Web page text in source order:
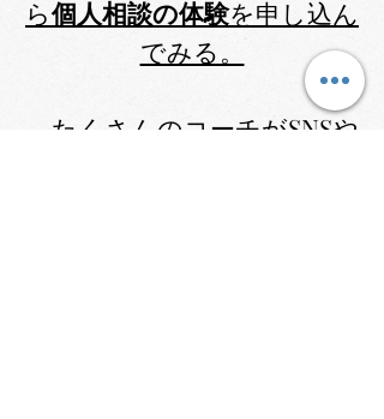
ら個人相談の体験を申し込ん
でみる。
たくさんのコーチがSNSや